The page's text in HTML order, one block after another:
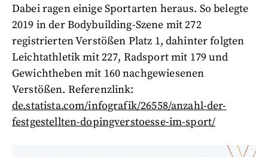
Dabei ragen einige Sportarten heraus. So belegte
2019 in der Bodybuilding-Szene mit 272
registrierten Verstößen Platz 1, dahinter folgten
Leichtathletik mit 227, Radsport mit 179 und
Gewichtheben mit 160 nachgewiesenen
Verstößen. Referenzlink:
de.statista.com/infografik/26558/anzahl-der-
festgestellten-dopingverstoesse-im-sport/